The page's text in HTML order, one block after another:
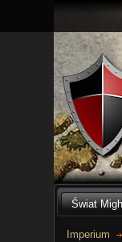
Świat
Imperium